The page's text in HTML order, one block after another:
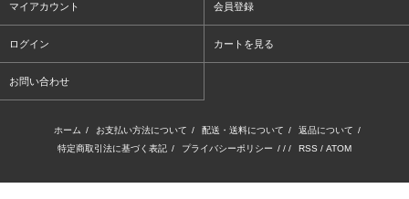
マイアカウント 会員登録
ログイン カートを見る
お問い合わせ
ホーム / お支払い方法について / 配送・送料について / 返品について /
特定商取引法に基づく表記 / プライバシーポリシー / / / RSS / ATOM